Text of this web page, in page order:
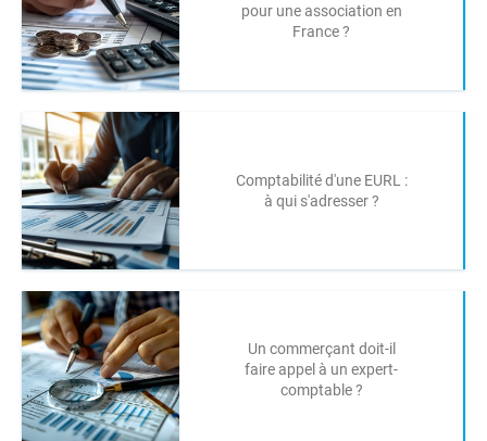
pour une association en
France ?
Comptabilité d'une EURL :
à qui s'adresser ?
Un commerçant doit-il
faire appel à un expert-
comptable ?